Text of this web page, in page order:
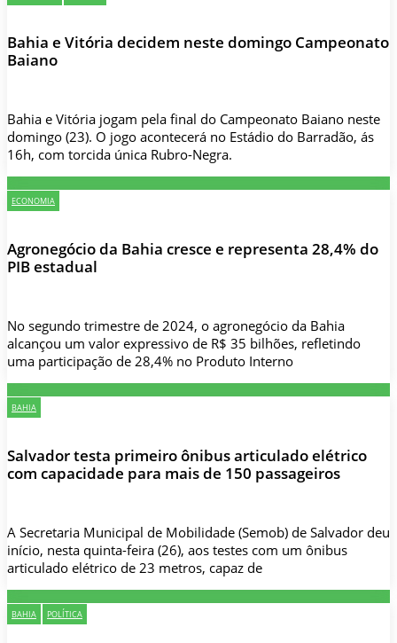
Bahia e Vitória decidem neste domingo Campeonato
Baiano
Bahia e Vitória jogam pela final do Campeonato Baiano neste
domingo (23). O jogo acontecerá no Estádio do Barradão, ás
16h, com torcida única Rubro-Negra.
ECONOMIA
Agronegócio da Bahia cresce e representa 28,4% do
PIB estadual
No segundo trimestre de 2024, o agronegócio da Bahia
alcançou um valor expressivo de R$ 35 bilhões, refletindo
uma participação de 28,4% no Produto Interno
BAHIA
Salvador testa primeiro ônibus articulado elétrico
com capacidade para mais de 150 passageiros
A Secretaria Municipal de Mobilidade (Semob) de Salvador deu
início, nesta quinta-feira (26), aos testes com um ônibus
articulado elétrico de 23 metros, capaz de
BAHIA POLÍTICA